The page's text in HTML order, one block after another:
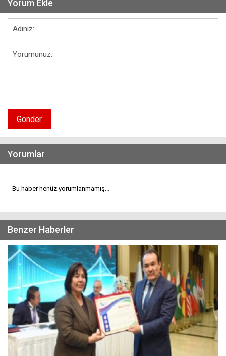
Yorum Ekle
Gönder
Yorumlar
Bu haber henüz yorumlanmamış...
Benzer Haberler